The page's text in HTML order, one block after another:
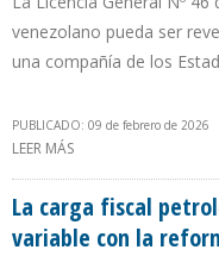
venezolano pueda ser
una compañía de los
PUBLICADO: 09 de febrero de 2026
LEER MÁS
La carga fiscal
variable con la